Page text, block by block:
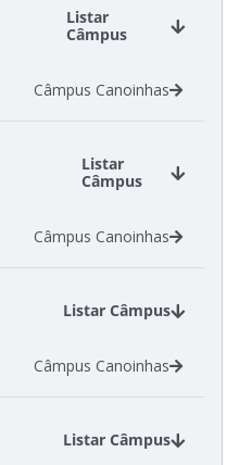
Listar
Câmpus
Câmpus Canoinhas
Listar
Câmpus
Câmpus Canoinhas
Listar Câmpus
Câmpus Canoinhas
Listar Câmpus